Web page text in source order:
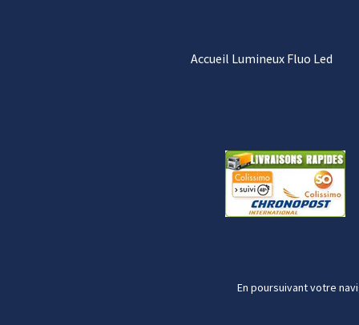
Accueil Lumineux Fluo Led
En poursuivant votre